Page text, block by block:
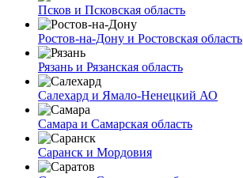
Псков и Псковская область
Ростов-на-Дону и Ростовская область
Рязань и Рязанская область
Салехард и Ямало-Ненецкий АО
Самара и Самарская область
Саранск и Мордовия